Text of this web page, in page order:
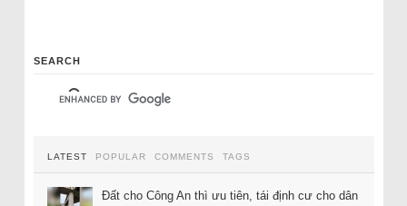
SEARCH
LATEST POPULAR COMMENTS TAGS
Đất cho Công An thì ưu tiên, tái định cư cho dân